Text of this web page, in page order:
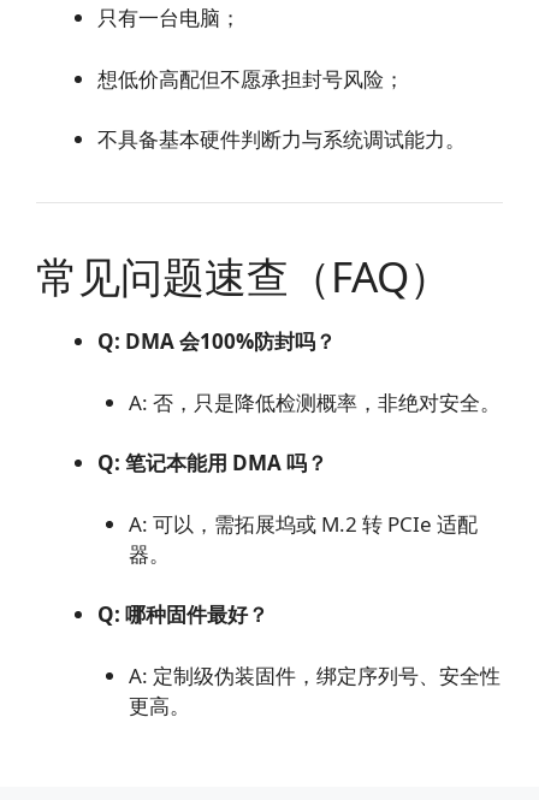
只有一台电脑；
想低价高配但不愿承担封号风险；
不具备基本硬件判断力与系统调试能力。
常见问题速查（FAQ）
Q: DMA 会100%防封吗？
A: 否，只是降低检测概率，非绝对安全。
Q: 笔记本能用 DMA 吗？
A: 可以，需拓展坞或 M.2 转 PCIe 适配
器。
Q: 哪种固件最好？
A: 定制级伪装固件，绑定序列号、安全性
更高。